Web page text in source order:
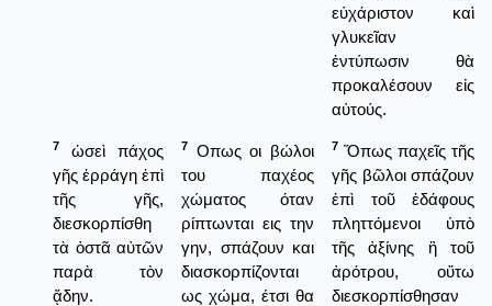
εὐχάριστον καὶ
γλυκεῖαν
ἐντύπωσιν θὰ
προκαλέσουν εἰς
αὐτούς.
7
ὡσεὶ πάχος
γῆς ἐρράγη ἐπὶ
τῆς γῆς,
διεσκορπίσθη
τὰ ὀστᾶ αὐτῶν
παρὰ τὸν
ᾅδην.
7
Οπως οι βώλοι
του παχέος
χώματος όταν
ρίπτωνται εις την
γην, σπάζουν και
διασκορπίζονται
ως χώμα, έτσι θα
7 Ὅπως παχεῖς τῆς
γῆς βῶλοι σπάζουν
ἐπὶ τοῦ ἐδάφους
πληττόμενοι ὑπὸ
τῆς ἀξίνης ἢ τοῦ
ἀρότρου, οὕτω
διεσκορπίσθησαν